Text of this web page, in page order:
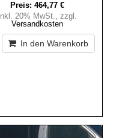
Preis: 464,77 €
Inkl. 20% MwSt., zzgl.
Versandkosten
In den Warenkorb